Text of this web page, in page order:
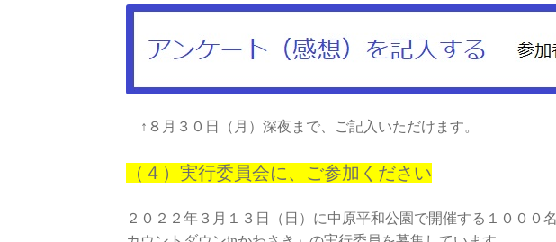
↑８月３０日（月）深夜まで、ご記入いただけます。
（４）実行委員会に、ご参加ください
２０２２年３月１３日（日）に中原平和公園で開催する１０００